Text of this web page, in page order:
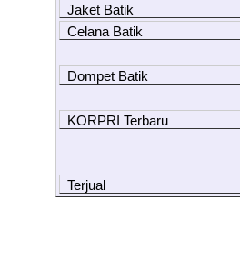
Jaket Batik
Celana Batik
Dompet Batik
KORPRI Terbaru
Terjual